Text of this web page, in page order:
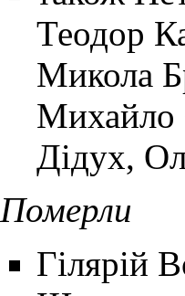
Теодор
Микола
Михайло
Дідух,
Померли
Гілярій